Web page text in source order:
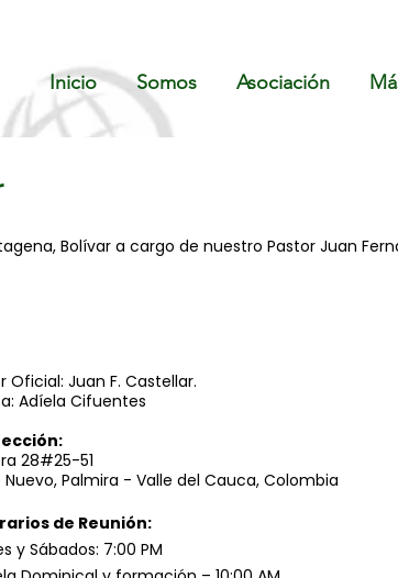
Inicio Somos Asociación
Bolívar a cargo de nuestro Pastor Juan
Oficial: Juan F. Castellar.
Adíela Cifuentes
28#25-51
Nuevo, Palmira - Valle del Cauca, Colombia
de Reunión:
y Sábados: 7:00 PM